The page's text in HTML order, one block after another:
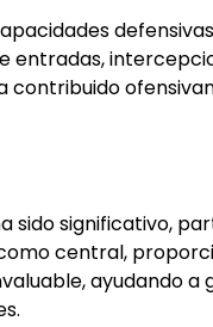
entradas,
significativo,
central,
ayudando a